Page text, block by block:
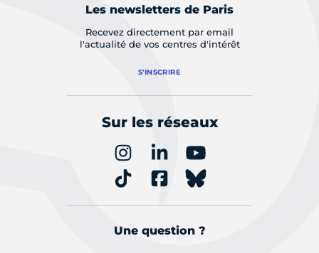
Les newsletters de Paris
Recevez directement par email
l'actualité de vos centres d'intérêt
S'INSCRIRE
Sur les réseaux
Une question ?